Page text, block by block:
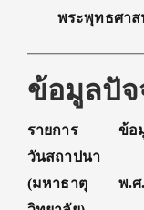
พระพุทธศา
ข้อมูลปั
รายการ
ข้อ
วันสถาปนา
(มหาธาตุ
พ.ศ